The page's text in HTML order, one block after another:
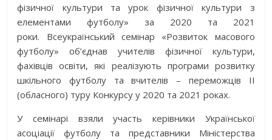
фізичної культури та урок фізичної культури з
елементами футболу» за 2020 та 2021
роки. Всеукраїнський семінар «Розвиток масового
футболу» об’єднав учителів фізичної культури,
фахівців освіти, які реалізують програми розвитку
шкільного футболу та вчителів – переможців ІІ
(обласного) туру Конкурсу у 2020 та 2021 роках.
У семінарі взяли участь керівники Української
асоціації футболу та представники Міністерства